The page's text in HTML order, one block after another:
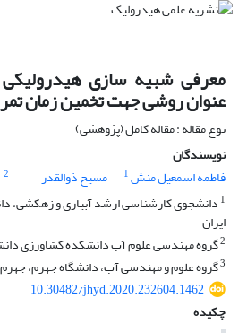
معرفی شبیه سازی
عنوان روشی جهت تخمین زمان
نوع مقاله : مقاله کامل (پژوهشی)
نویسندگان
فاطمه اسمعیل منش1 مسیح ذوالقدر 2
1 دانشجوی کارشناسی ارشد آبیاری و زهکشی،
ایران
2گروه مهندسی علوم آب دانشکده کشاورزی
3گروه علوم و مهندسی آب، دانشگاه جهرم،
10.30482/jhyd.2020.232604.1462
چکیده